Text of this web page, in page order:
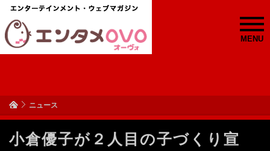
MENU
ニュース
小倉優子が２人目の子づくり宣